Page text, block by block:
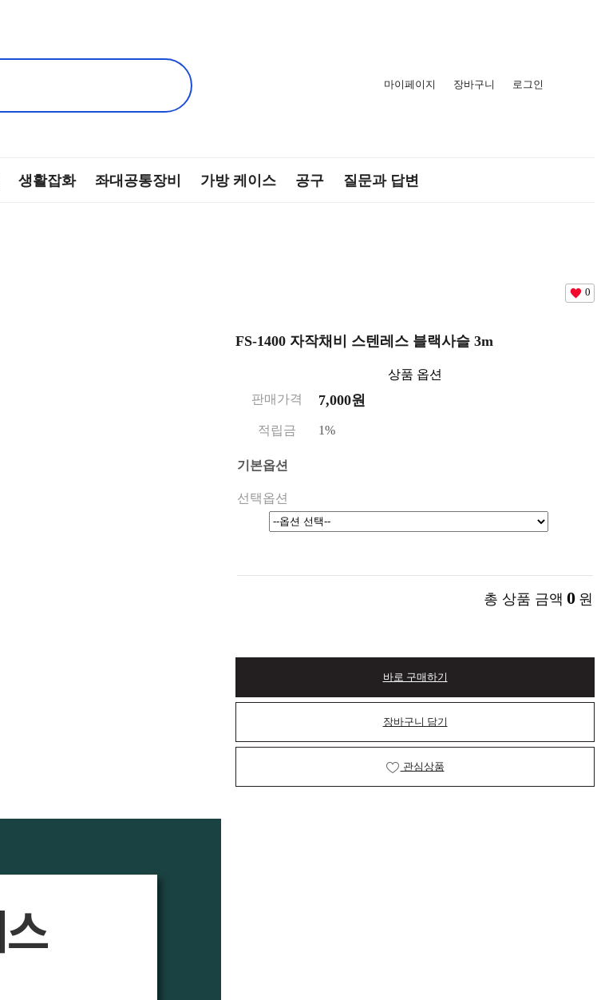
마이페이지 장바구니 로그인
생활잡화 좌대공통장비 가방 케이스 공구 질문과 답변
0
FS-1400 자작채비 스텐레스 블랙사슬 3m
상품 옵션
판매가격
7,000원
적립금 1%
기본옵션
선택옵션
총 상품 금액 0 원
바로 구매하기
장바구니 담기
관심상품